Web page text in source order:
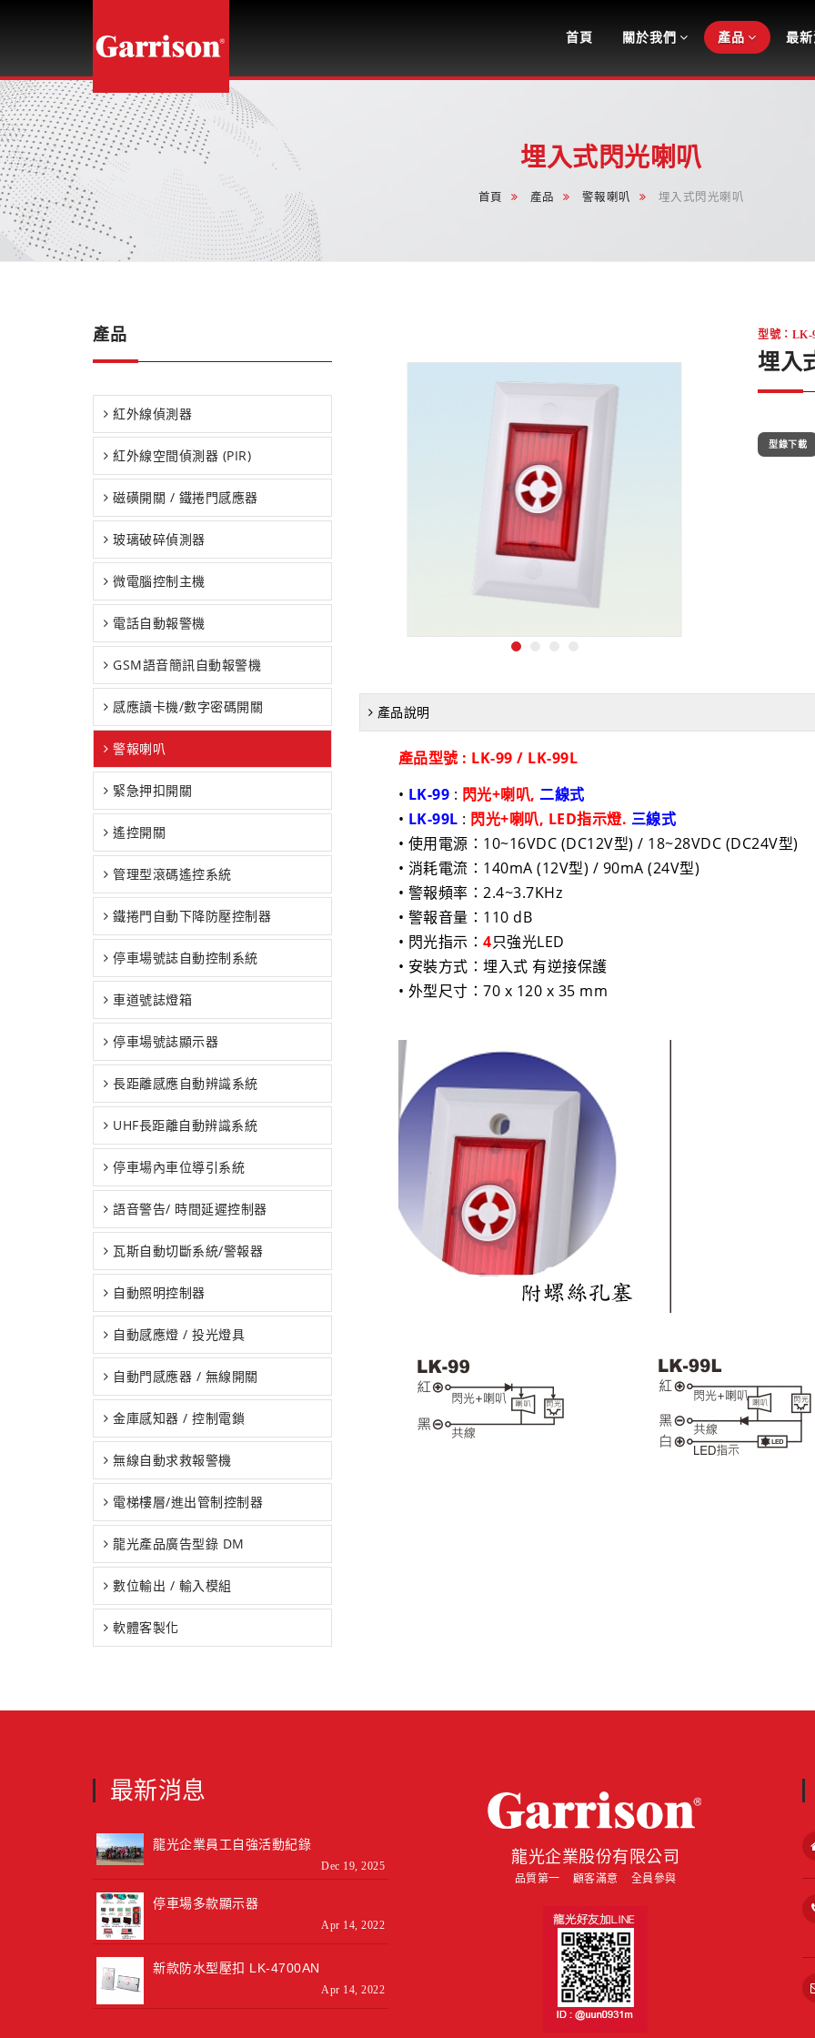
龍
光
企
業
股
份
有
限
公
司
首頁 關於我們 產品 最新
埋入式閃光喇叭
首頁 產品 警報喇叭 埋入式閃光喇叭
產品
紅外線偵測器
紅外線空間偵測器 (PIR)
磁磺開關 / 鐵捲門感應器
玻璃破碎偵測器
微電腦控制主機
電話自動報警機
GSM語音簡訊自動報警機
感應讀卡機/數字密碼開關
警報喇叭
緊急押扣開關
遙控開關
管理型滾碼遙控系統
鐵捲門自動下降防壓控制器
停車場號誌自動控制系統
車道號誌燈箱
停車場號誌顯示器
長距離感應自動辨識系統
UHF長距離自動辨識系統
停車場內車位導引系統
語音警告/ 時間延遲控制器
瓦斯自動切斷系統/警報器
自動照明控制器
自動感應燈 / 投光燈具
自動門感應器 / 無線開關
金庫感知器 / 控制電鎖
無線自動求救報警機
電梯樓層/進出管制控制器
龍光產品廣告型錄 DM
數位輸出 / 輸入模組
軟體客製化
型號：
埋入
型錄下載
產品說明
產品型號 : LK-99 / LK-99L
• LK-99 : 閃光+喇叭, 二線式
• LK-99L : 閃光+喇叭, LED指示燈. 三線式
• 使用電源：10~16VDC (DC12V型) / 18~28VDC (DC24V型)
• 消耗電流：140mA (12V型) / 90mA (24V型)
• 警報頻率：2.4~3.7KHz
• 警報音量：110 dB
• 閃光指示： 4只強光LED
• 安裝方式：埋入式 有逆接保護
• 外型尺寸：70 x 120 x 35 mm
最新消息
龍光企業員工自強活動紀錄
Dec 19, 2025
停車場多款顯示器
Apr 14, 2022
新款防水型壓扣 LK-4700AN
Apr 14, 2022
about
龍光企業股份有限公司
品質第一 顧客滿意 全員參與